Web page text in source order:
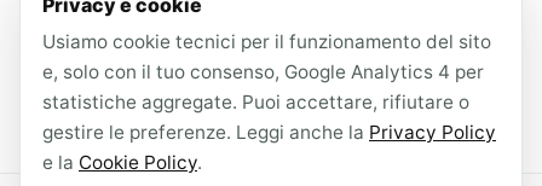
Previous Page
1 Page
2 Page Next →
Privacy e cookie
Usiamo cookie tecnici per il funzionamento del sito
e, solo con il tuo consenso, Google Analytics 4 per
statistiche aggregate. Puoi accettare, rifiutare o
gestire le preferenze. Leggi anche la Privacy Policy
e la Cookie Policy.